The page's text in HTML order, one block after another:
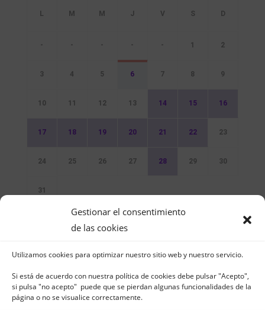
Gestionar el consentimiento
de las cookies
Utilizamos cookies para optimizar nuestro sitio web y nuestro servicio.
Si está de acuerdo con nuestra política de cookies debe pulsar "Acepto",
si pulsa "no acepto" puede que se pierdan algunas funcionalidades de la
página o no se visualice correctamente.
- - - - - 1 2
3 4 5 6 7 8 9
10 11 12 13 14 15 16
17 18 19 20 21 22 23
24 25 26 27 28 29 30
31
Sin Eventos
Club Naútico de Jávea - Muelle Norte s/n |